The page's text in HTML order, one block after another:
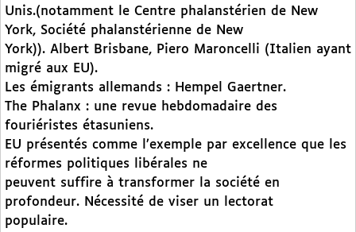
Unis.(notamment le Centre phalanstérien de New
York, Société phalanstérienne de New
York)). Albert Brisbane, Piero Maroncelli (Italien ayant
migré aux EU).
Les émigrants allemands : Hempel Gaertner.
The Phalanx : une revue hebdomadaire des
fouriéristes étasuniens.
EU présentés comme l’exemple par excellence que les
réformes politiques libérales ne
peuvent suffire à transformer la société en
profondeur. Nécessité de viser un lectorat
populaire.